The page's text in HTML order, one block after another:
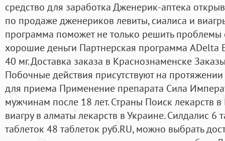
средство для заработка Дженерик-аптека
по продаже дженериков левиты, сиалиса и
программа поможет не только решить проблемы
хорошие деньги Партнерская программа
40 мг. Доставка заказа в Краснознаменске
Побочные действия присутствуют на
для приема Применение препарата Сила
мужчинам после 18 лет. Страны Поиск лекарств
виагру в алматы лекарств в Украине. Силдалис 6
таблеток 48 таблеток руб.RU, можно выбрать